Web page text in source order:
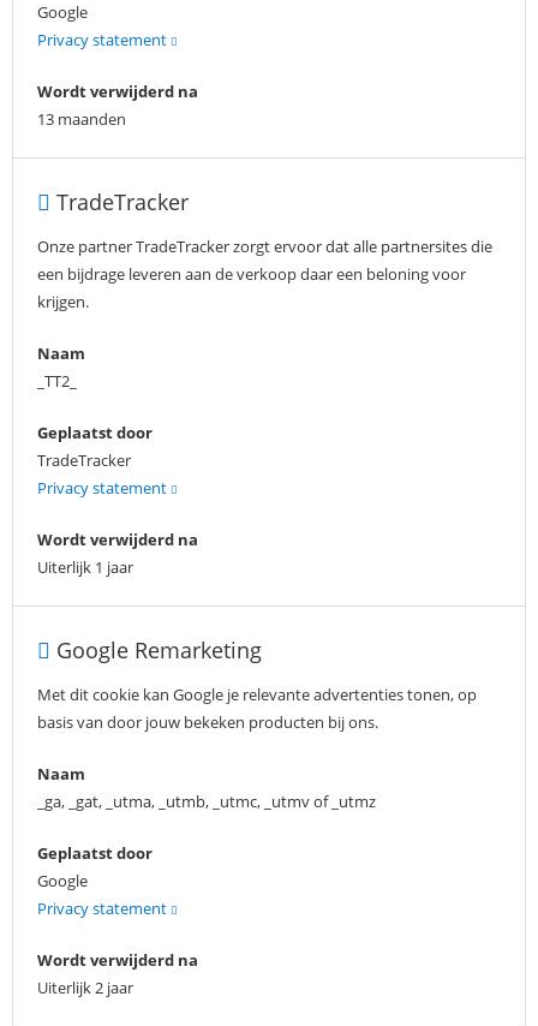
Google
Privacy statement
Wordt verwijderd na
13 maanden
TradeTracker
Onze partner TradeTracker zorgt ervoor dat alle partnersites die
een bijdrage leveren aan de verkoop daar een beloning voor
krijgen.
Naam
_TT2_
Geplaatst door
TradeTracker
Privacy statement
Wordt verwijderd na
Uiterlijk 1 jaar
Google Remarketing
Met dit cookie kan Google je relevante advertenties tonen, op
basis van door jouw bekeken producten bij ons.
Naam
_ga, _gat, _utma, _utmb, _utmc, _utmv of _utmz
Geplaatst door
Google
Privacy statement
Wordt verwijderd na
Uiterlijk 2 jaar